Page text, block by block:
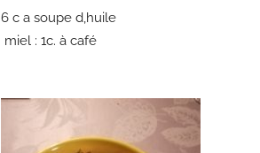
6 c a soupe d,huile
miel : 1c. à café